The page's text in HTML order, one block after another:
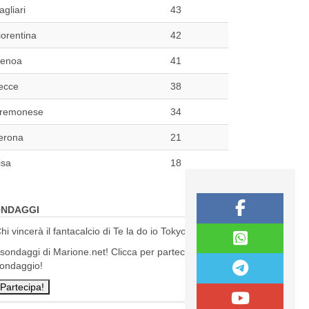
43
42
41
38
34
21
18
vincerà il fantacalcio di Te la do io Tokyo?
di Marione.net! Clicca per partecipare al